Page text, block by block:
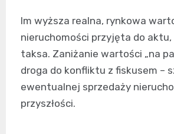
Im wyższa realna, rynkowa
nieruchomości przyjęta do
taksa. Zaniżanie wartości „na
droga do konfliktu z fiskusem –
ewentualnej sprzedaży
przyszłości.